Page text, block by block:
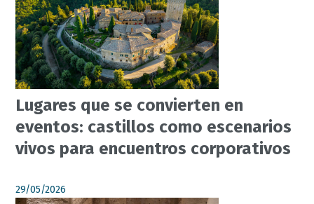
Lugares que se convierten en
eventos: castillos como escenarios
vivos para encuentros corporativos
29/05/2026